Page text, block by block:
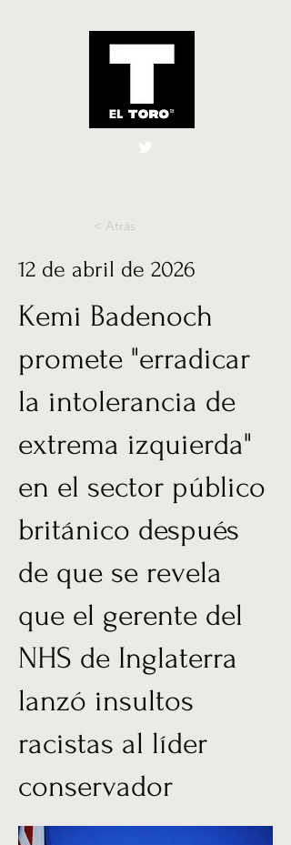
El Toro España
< Atrás
12 de abril de 2026
Kemi Badenoch
promete "erradicar
la intolerancia de
extrema izquierda"
en el sector público
británico después
de que se revela
que el gerente del
NHS de Inglaterra
lanzó insultos
racistas al líder
conservador